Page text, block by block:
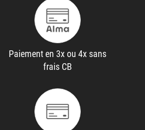
Paiement en 3x ou 4x sans
frais CB